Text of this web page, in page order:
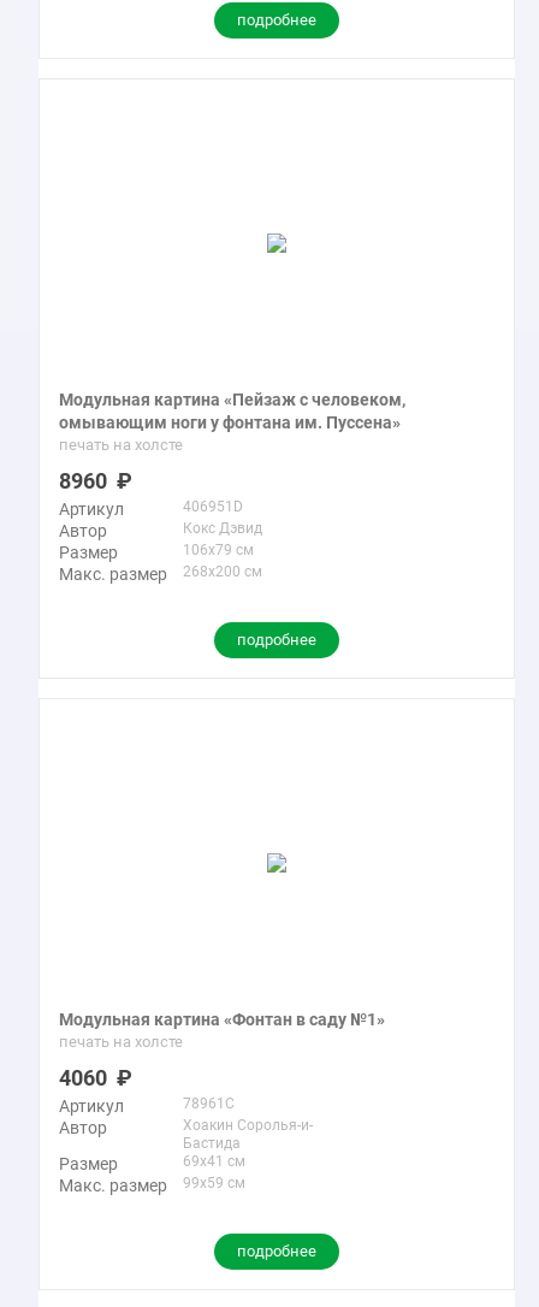
подробнее
Модульная картина «Пейзаж с человеком,
омывающим ноги у фонтана им. Пуссена»
печать на холсте
8960
Артикул 406951D
Автор Кокс Дэвид
Размер 106x79 см
Макс. размер 268x200 см
подробнее
Модульная картина «Фонтан в саду №1»
печать на холсте
4060
Артикул 78961C
Автор
Хоакин Соролья-и-
Бастида
Размер 69x41 см
Макс. размер 99x59 см
подробнее